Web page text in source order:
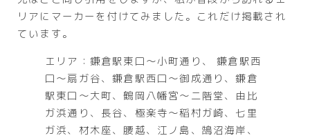
リアにマーカーを付けてみました。これだけ掲載され
ています。
エリア： 鎌倉駅東口～小町通り、 鎌倉駅西
口～扇ガ谷、鎌倉駅西口～御成通り、鎌倉
駅東口～大町、鶴岡八幡宮～二階堂、由比
ガ浜通り、長谷、極楽寺～稲村ガ崎、七里
ガ浜、材木座、腰越、江ノ島、鵠沼海岸、